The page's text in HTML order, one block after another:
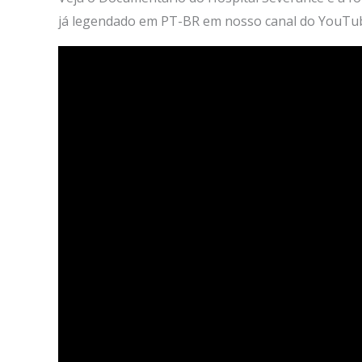
já legendado em PT-BR em nosso canal do